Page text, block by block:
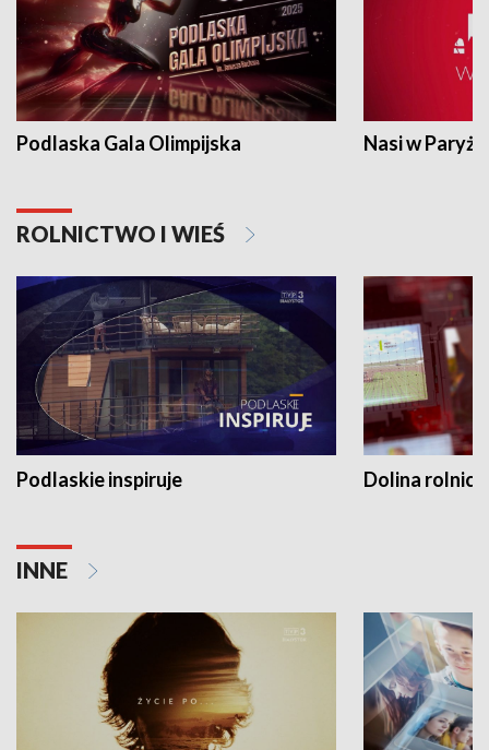
Podlaska Gala Olimpijska Nasi w Paryżu
ROLNICTWO I WIEŚ
Podlaskie inspiruje Dolina
INNE